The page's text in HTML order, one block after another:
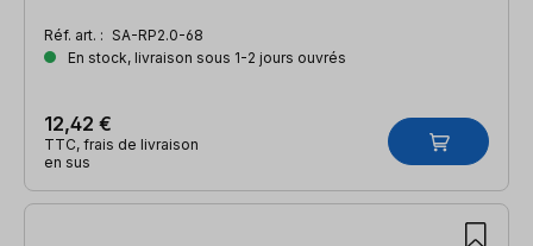
Réf. art. : SA-RP2.0-68
En stock, livraison sous 1-2 jours ouvrés
12,42 €
TTC, frais de livraison
en sus